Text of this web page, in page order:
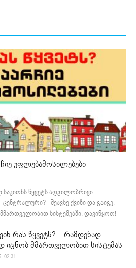
უფლებამოსილებები
წყვეტს ადგილობრივი
- შეავსე ქვიზი და გაიგე,
სისტემებში. დავიწყოთ!
რას წყვეტს? – რამდენად
იცნობ მმართველობით სისტემას
02:31